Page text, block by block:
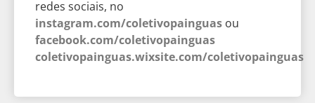
redes sociais, no
instagram.com/coletivopainguas ou
facebook.com/coletivopainguas
coletivopainguas.wixsite.com/coletivopainguas